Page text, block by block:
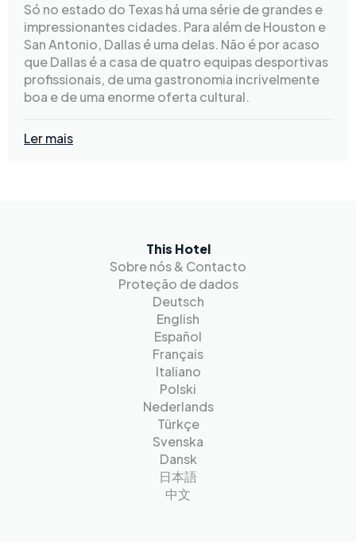
Só no estado do Texas há uma série de grandes e
impressionantes cidades. Para além de Houston e
San Antonio, Dallas é uma delas. Não é por acaso
que Dallas é a casa de quatro equipas desportivas
profissionais, de uma gastronomia incrivelmente
boa e de uma enorme oferta cultural.
Ler mais
This Hotel
Sobre nós & Contacto
Proteção de dados
Deutsch
English
Español
Français
Italiano
Polski
Nederlands
Türkçe
Svenska
Dansk
日本語
中文